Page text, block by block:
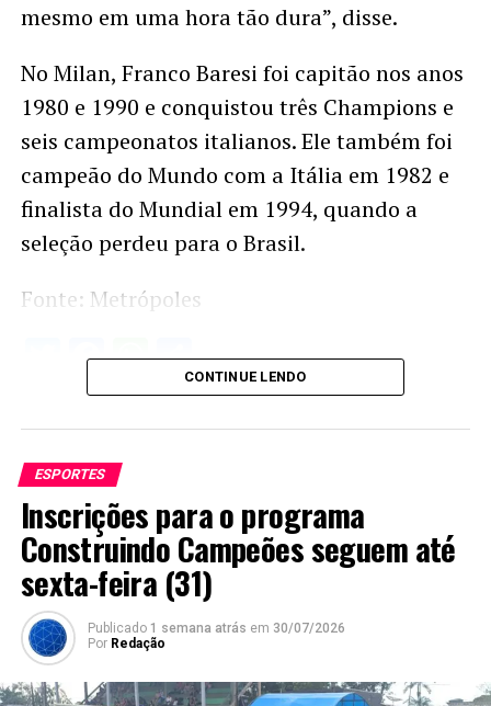
mesmo em uma hora tão dura”, disse.
No Milan, Franco Baresi foi capitão nos anos
1980 e 1990 e conquistou três Champions e
seis campeonatos italianos. Ele também foi
campeão do Mundo com a Itália em 1982 e
finalista do Mundial em 1994, quando a
seleção perdeu para o Brasil.
Fonte: Metrópoles
Twitter
Facebook
WhatsApp
Share
CONTINUE LENDO
ESPORTES
Inscrições para o programa
Construindo Campeões seguem até
sexta-feira (31)
Publicado 1 semana atrás em 30/07/2026
Por Redação